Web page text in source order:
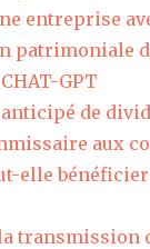
entreprise
patrimoniale
CHAT-GPT
de
aux
elle
transmission